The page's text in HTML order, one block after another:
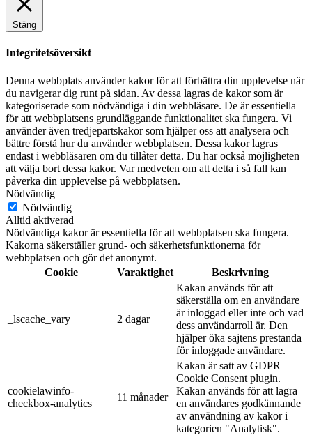
Stäng
Integritetsöversikt
Denna webbplats använder kakor för att förbättra din upplevelse när
du navigerar dig runt på sidan. Av dessa lagras de kakor som är
kategoriserade som nödvändiga i din webbläsare. De är essentiella
för att webbplatsens grundläggande funktionalitet ska fungera. Vi
använder även tredjepartskakor som hjälper oss att analysera och
bättre förstå hur du använder webbplatsen. Dessa kakor lagras
endast i webbläsaren om du tillåter detta. Du har också möjligheten
att välja bort dessa kakor. Var medveten om att detta i så fall kan
påverka din upplevelse på webbplatsen.
Nödvändig
Nödvändig
Alltid aktiverad
Nödvändiga kakor är essentiella för att webbplatsen ska fungera.
Kakorna säkerställer grund- och säkerhetsfunktionerna för
webbplatsen och gör det anonymt.
Cookie
Varaktighet Beskrivning
_lscache_vary 2 dagar
Kakan används för att
säkerställa om en användare
är inloggad eller inte och vad
dess användarroll är. Den
hjälper öka sajtens prestanda
för inloggade användare.
cookielawinfo-
checkbox-analytics
11 månader
Kakan är satt av GDPR
Cookie Consent plugin.
Kakan används för att lagra
en användares godkännande
av användning av kakor i
kategorien "Analytisk".